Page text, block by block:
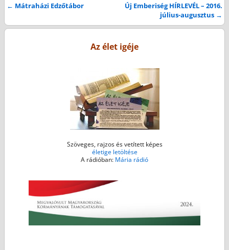
e
o
t
e
s
n
i
A
p
← Mátraházi Edzőtábor
Új Emberiség HÍRLEVÉL – 2016.
július-augusztus →
Az élet igéje
Szöveges, rajzos és vetített képes
életige letöltése
A rádióban: Mária rádió